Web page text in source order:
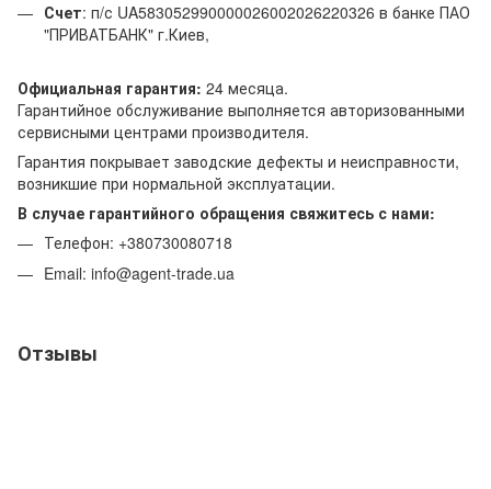
Счет: п/с UA583052990000026002026220326 в банке ПАО
"ПРИВАТБАНК" г.Киев,
Официальная гарантия: 24 месяца.
Гарантийное обслуживание выполняется авторизованными
сервисными центрами производителя.
Гарантия покрывает заводские дефекты и неисправности,
возникшие при нормальной эксплуатации.
В случае гарантийного обращения свяжитесь с нами:
Телефон: +380730080718
Email: info@agent-trade.ua
Отзывы